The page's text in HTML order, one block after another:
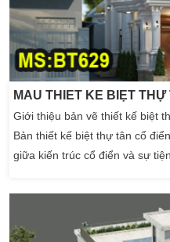
Giới thiệu bản vẽ thiết kế biệt
Bản thiết kế biệt thự tân cổ
giữa kiến trúc cổ điển và sự
xảo, cột trụ vững chãi. Kết